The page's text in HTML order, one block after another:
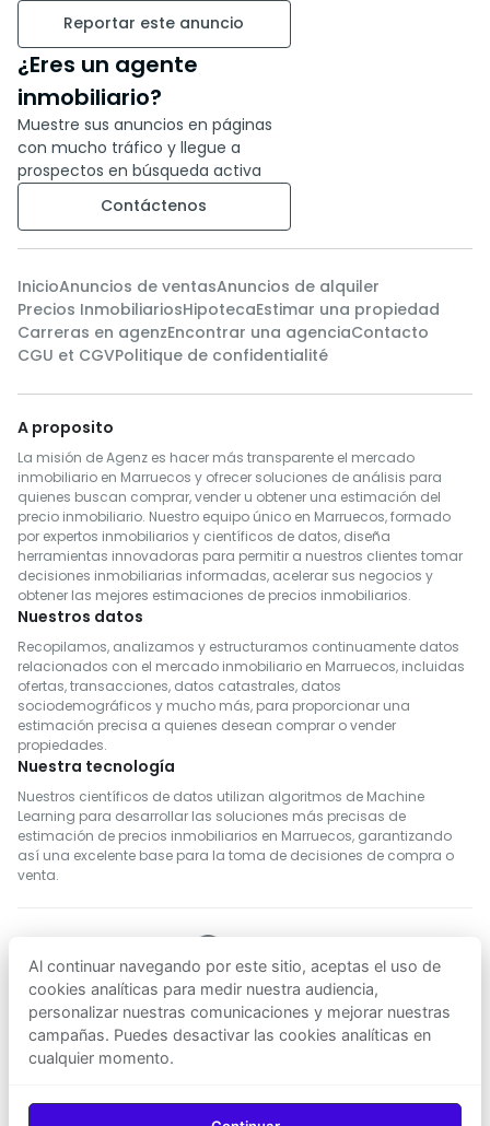
Reportar este anuncio
¿Eres un agente
inmobiliario?
Muestre sus anuncios en páginas
con mucho tráfico y llegue a
prospectos en búsqueda activa
Contáctenos
InicioAnuncios de ventasAnuncios de alquiler
Precios InmobiliariosHipotecaEstimar una propiedad
Carreras en agenzEncontrar una agenciaContacto
CGU et CGVPolitique de confidentialité
A proposito
La misión de Agenz es hacer más transparente el mercado
inmobiliario en Marruecos y ofrecer soluciones de análisis para
quienes buscan comprar, vender u obtener una estimación del
precio inmobiliario. Nuestro equipo único en Marruecos, formado
por expertos inmobiliarios y científicos de datos, diseña
herramientas innovadoras para permitir a nuestros clientes tomar
decisiones inmobiliarias informadas, acelerar sus negocios y
obtener las mejores estimaciones de precios inmobiliarios.
Nuestros datos
Recopilamos, analizamos y estructuramos continuamente datos
relacionados con el mercado inmobiliario en Marruecos, incluidas
ofertas, transacciones, datos catastrales, datos
sociodemográficos y mucho más, para proporcionar una
estimación precisa a quienes desean comprar o vender
propiedades.
Nuestra tecnología
Nuestros científicos de datos utilizan algoritmos de Machine
Learning para desarrollar las soluciones más precisas de
estimación de precios inmobiliarios en Marruecos, garantizando
así una excelente base para la toma de decisiones de compra o
venta.
SÍGUENOS
Descargar en
App Store
Descargar en
© 2026Agenz— Todos los derechos reservados.
Al continuar navegando por este sitio, aceptas el uso de
cookies analíticas para medir nuestra audiencia,
personalizar nuestras comunicaciones y mejorar nuestras
campañas. Puedes desactivar las cookies analíticas en
cualquier momento.